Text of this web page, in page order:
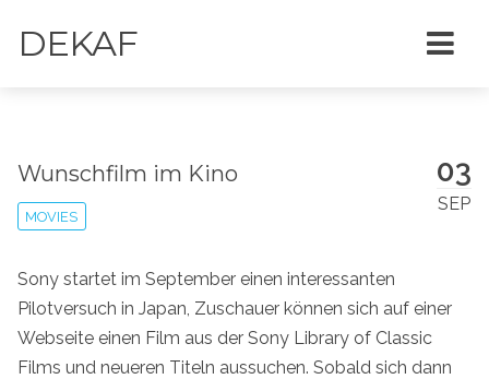
DEKAF
03
SEP
Wunschfilm im Kino
MOVIES
Sony startet im September einen interessanten
Pilotversuch in Japan, Zuschauer können sich auf einer
Webseite einen Film aus der Sony Library of Classic
Films und neueren Titeln aussuchen. Sobald sich dann